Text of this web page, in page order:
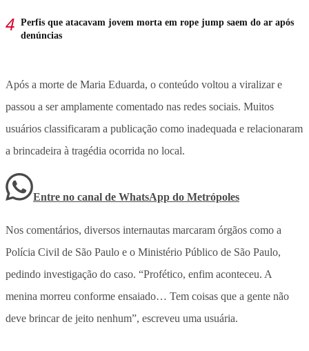
Perfis que atacavam jovem morta em rope jump saem do ar após
denúncias
Após a morte de Maria Eduarda, o conteúdo voltou a viralizar e
passou a ser amplamente comentado nas redes sociais. Muitos
usuários classificaram a publicação como inadequada e relacionaram
a brincadeira à tragédia ocorrida no local.
Entre no canal de WhatsApp do Metrópoles
Nos comentários, diversos internautas marcaram órgãos como a
Polícia Civil de São Paulo e o Ministério Público de São Paulo,
pedindo investigação do caso. “Profético, enfim aconteceu. A
menina morreu conforme ensaiado… Tem coisas que a gente não
deve brincar de jeito nenhum”, escreveu uma usuária.